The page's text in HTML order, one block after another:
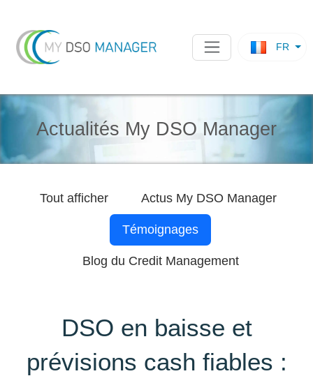
FR
Actualités My DSO Manager
Tout afficher Actus My DSO Manager
Témoignages
Blog du Credit Management
DSO en baisse et
prévisions cash fiables :